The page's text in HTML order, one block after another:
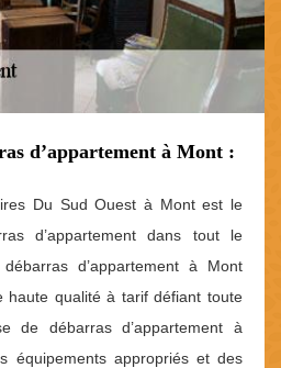
d’appartement à Mont :
Du Sud Ouest à Mont est le
d’appartement dans tout le
d’appartement à Mont
haute qualité à tarif défiant toute
de débarras d’appartement à
équipements appropriés et des